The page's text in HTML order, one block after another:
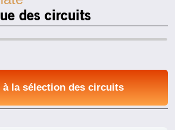
des circuits
à la sélection des circuits